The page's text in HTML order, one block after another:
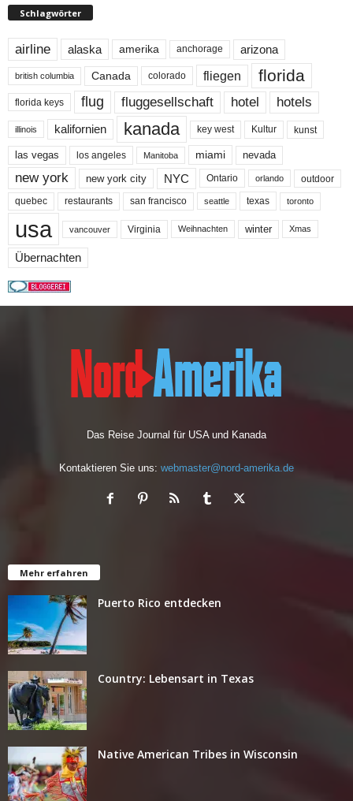
Schlagwörter
airline alaska amerika anchorage arizona
british columbia Canada colorado fliegen florida
florida keys flug fluggesellschaft hotel hotels
illinois kalifornien kanada key west Kultur kunst
las vegas los angeles Manitoba miami nevada
new york new york city NYC Ontario orlando outdoor
quebec restaurants san francisco seattle texas toronto
usa vancouver Virginia Weihnachten winter Xmas
Übernachten
Das Reise Journal für USA und Kanada
Kontaktieren Sie uns: webmaster@nord-amerika.de
Mehr erfahren
Puerto Rico entdecken
Country: Lebensart in Texas
Native American Tribes in Wisconsin